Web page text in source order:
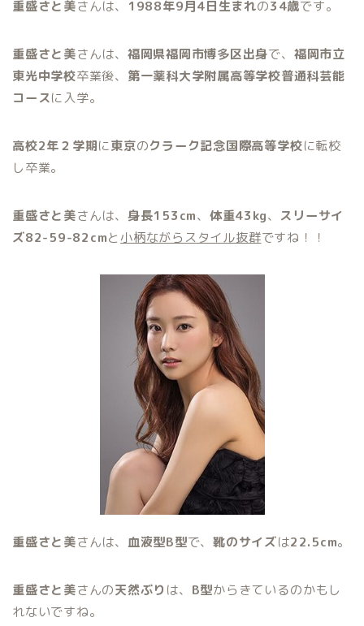
重盛さと美さんは、 1988年9月4日生まれの34歳です。
重盛さと美さんは、 福岡県福岡市博多区出身で、 福岡市立
東光中学校卒業後、 第一薬科大学附属高等学校普通科芸能
コースに入学。
高校2年２学期に東京のクラーク記念国際高等学校に転校
し卒業。
重盛さと美さんは、 身長153cm、 体重43kg、 スリーサイ
ズ82-59-82cmと小柄ながらスタイル抜群ですね！！
重盛さと美さんは、 血液型B型で、靴のサイズは22.5cm。
重盛さと美さんの天然ぶり は、 B型からきているのかもし
れないですね。